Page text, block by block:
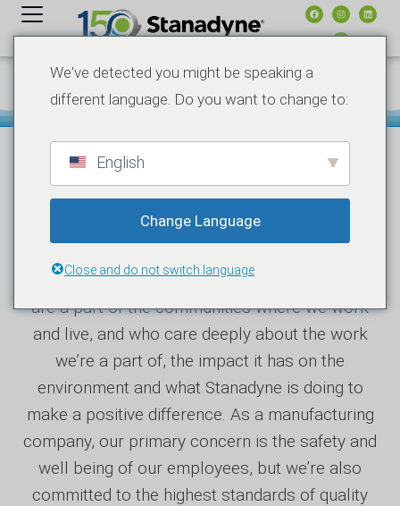
容
质量和ISO
我们对安全、质量和环境可持续性的承
诺
We’re a company of fuel systems innovators,
minds. But we’re also a company of people who
are a part of the communities where we work
and live, and who care deeply about the work
we’re a part of, the impact it has on the
environment and what Stanadyne is doing to
make a positive difference. As a manufacturing
company, our primary concern is the safety and
well being of our employees, but we’re also
committed to the highest standards of quality
We've detected you might be speaking a
different language. Do you want to change to:
English
Change Language
Close and do not switch language